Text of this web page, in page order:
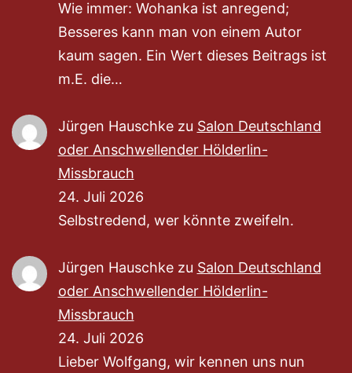
Wie immer: Wohanka ist anregend;
Besseres kann man von einem Autor
kaum sagen. Ein Wert dieses Beitrags ist
m.E. die…
Jürgen Hauschkezu Salon Deutschland
oder Anschwellender Hölderlin-
Missbrauch
24. Juli 2026
Selbstredend, wer könnte zweifeln.
Jürgen Hauschkezu Salon Deutschland
oder Anschwellender Hölderlin-
Missbrauch
24. Juli 2026
Lieber Wolfgang, wir kennen uns nun